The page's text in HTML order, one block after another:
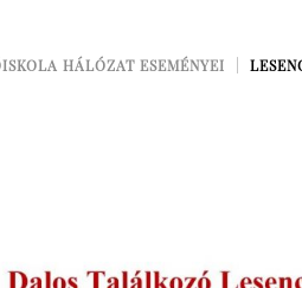
HÁLÓZAT ESEMÉNYEI